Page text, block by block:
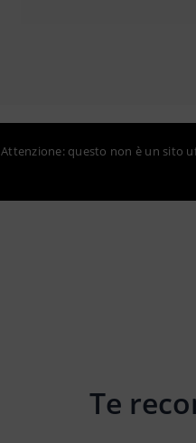
Attenzione: questo non è un sito
Te